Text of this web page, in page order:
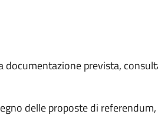
prevista,
delle proposte di